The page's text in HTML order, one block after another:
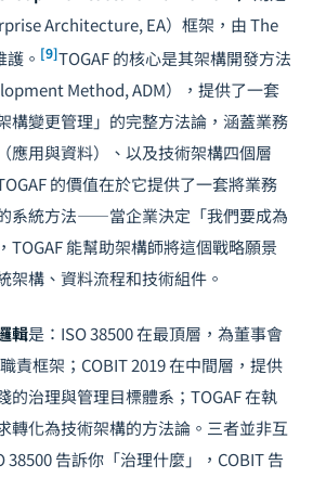
Architecture, EA）框架，由 The
。 [9]TOGAF 的核心是其架構開發方法
Method, ADM），提供了一套
構變更管理」的完整方法論，涵蓋業務
應用與資料）、以及技術架構四個層
的價值在於它提供了一套將業務
系統方法——當企業決定「我們要成為
TOGAF 能幫助架構師將這個戰略願景
架構、資料流程和技術組件。
輯是：ISO 38500 在最頂層，為董事會
責框架；COBIT 2019 在中間層，提供
的治理與管理目標體系；TOGAF 在執
轉化為技術架構的方法論。三者並非互
告訴你「治理什麼」，COBIT 告